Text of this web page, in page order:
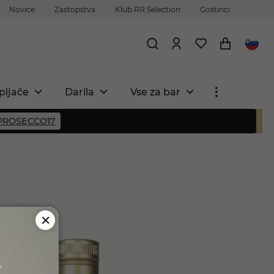
Novice Zastopstva Klub RR Selection Gostinci
Darila Vse za bar